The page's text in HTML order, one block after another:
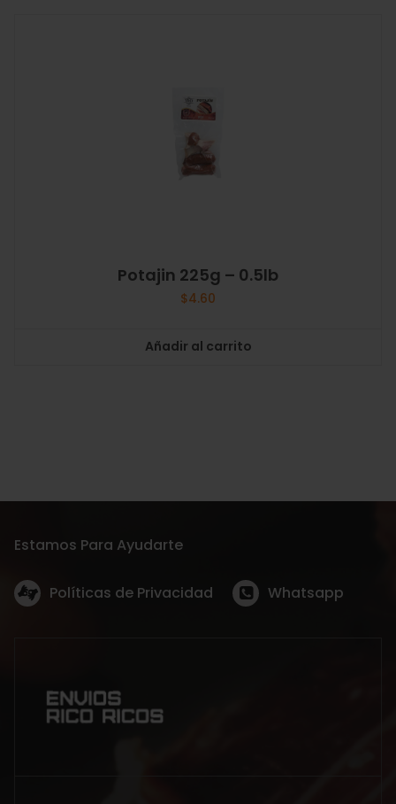
Potajin 225g – 0.5lb
$4.60
Añadir al carrito
Estamos Para Ayudarte
Políticas de Privacidad Whatsapp